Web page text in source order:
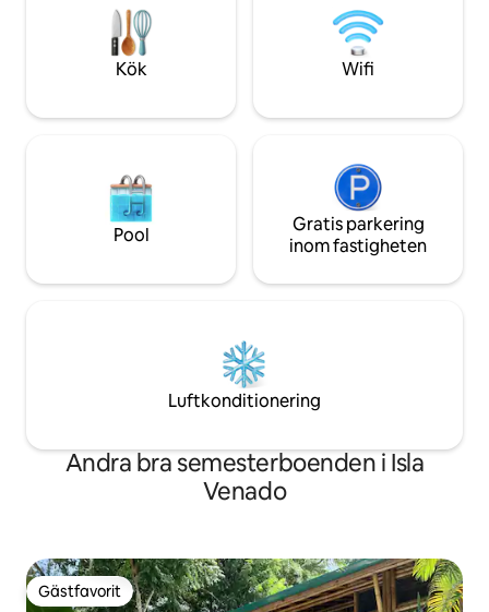
Carrillo Beach, en av de vackraste
stränderna i Costa Rica, ligger bara 4 km
att njuta av
våningen!
tunnland
Kök Wifi
Pool
Gratis parkering
inom fastigheten
Luftkonditionering
Andra bra semesterboenden i Isla
Venado
Gästfavorit
Gästfavorit